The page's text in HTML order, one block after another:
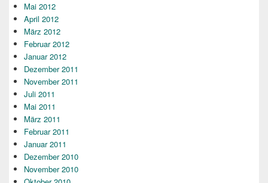
Mai 2012
April 2012
März 2012
Februar 2012
Januar 2012
Dezember 2011
November 2011
Juli 2011
Mai 2011
März 2011
Februar 2011
Januar 2011
Dezember 2010
November 2010